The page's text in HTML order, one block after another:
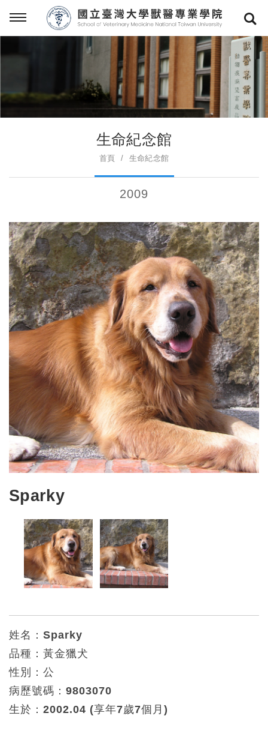
生命紀念館
首頁 生命紀念館
2009
Sparky
姓名：Sparky
品種：黃金獵犬
性別：公
病歷號碼：9803070
生於：2002.04 (享年7歲7個月)